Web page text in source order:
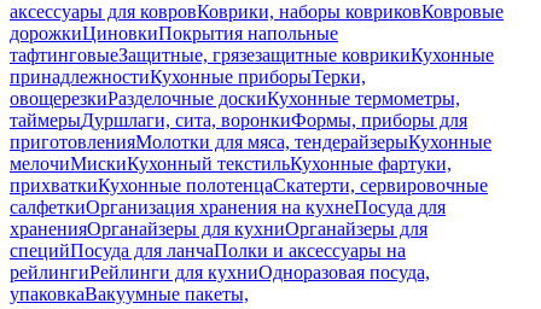
аксессуары для ковровКоврики, наборы ковриковКовровые
дорожкиЦиновкиПокрытия напольные
тафтинговыеЗащитные, грязезащитные коврикиКухонные
принадлежностиКухонные приборыТерки,
овощерезкиРазделочные доскиКухонные термометры,
таймерыДуршлаги, сита, воронкиФормы, приборы для
приготовленияМолотки для мяса, тендерайзерыКухонные
мелочиМискиКухонный текстильКухонные фартуки,
прихваткиКухонные полотенцаСкатерти, сервировочные
салфеткиОрганизация хранения на кухнеПосуда для
храненияОрганайзеры для кухниОрганайзеры для
специйПосуда для ланчаПолки и аксессуары на
рейлингиРейлинги для кухниОдноразовая посуда,
упаковкаВакуумные пакеты,